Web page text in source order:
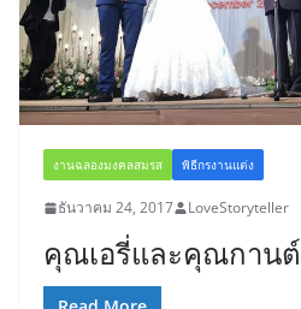
งานฉลองมงคลสมรส พิธีกรงานแต่ง
ธันวาคม 24, 2017 LoveStoryteller
คุณเอรี่และคุณกานต์